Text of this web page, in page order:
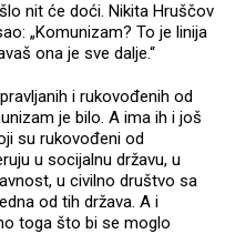
nit će doći. Nikita Hruščov
„Komunizam? To je linija
ona je sve dalje.“
i rukovođenih od
je bilo. A ima ih i još
su rukovođeni od
u socijalnu državu, u
u civilno društvo sa
od tih država. A i
toga što bi se moglo